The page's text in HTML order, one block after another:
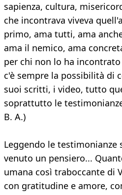
sapienza, cultura,
che incontrava viveva
primo, ama tutti, ama
ama il nemico, ama
per chi non lo ha
c'è sempre la possibilità di
suoi scritti, i video, tutto
soprattutto le
B. A.)
Leggendo le testimonianze
venuto un pensiero...
umana così traboccante di
con gratitudine e amore,